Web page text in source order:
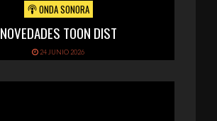
ONDA SONORA
NOVEDADES TOON DIST
24 JUNIO 2026